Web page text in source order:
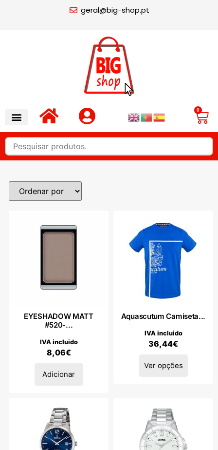
geral@big-shop.pt
0
EYESHADOW MATT
#520-...
8,06€
IVA incluido
Adicionar
Aquascutum Camiseta...
36,44€
IVA incluido
Ver opções